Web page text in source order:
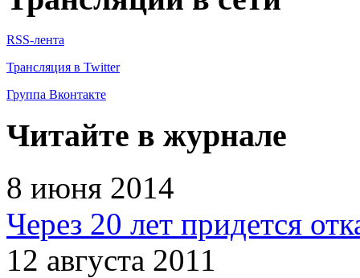
RSS-лента
Трансляция в Twitter
Группа Вконтакте
Читайте в журнале
8 июня 2014
Через 20 лет придется
12 августа 2011